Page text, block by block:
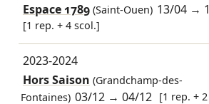
Espace 1789(Saint-Ouen) 13/04 →
[1 rep. + 4 scol.]
2023-2024
Hors Saison (Grandchamp-des-
Fontaines) 03/12 →04/12 [1 rep. +